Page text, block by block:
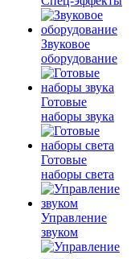
Звуковое
оборудование
Готовые
наборы звука
Готовые
наборы света
Управление
звуком